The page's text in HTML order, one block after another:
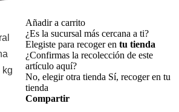
kg
Añadir a carrito
¿Es la sucursal más cercana a ti?
Elegiste para recoger en tu tienda
¿Confirmas la recolección de este
artículo aquí?
No, elegir otra tienda Sí, recoger en tu
tienda
Compartir